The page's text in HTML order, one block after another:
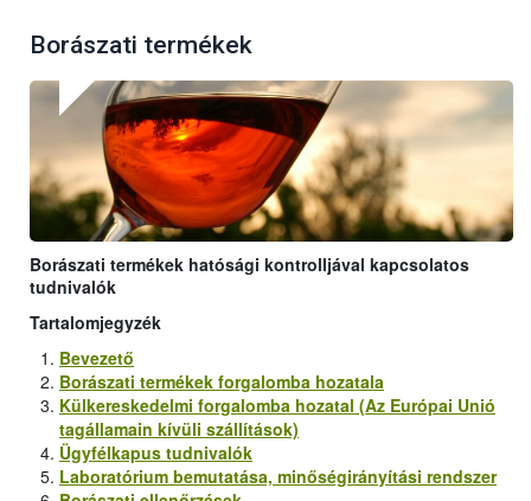
Borászati termékek
Borászati termékek hatósági kontrolljával kapcsolatos
tudnivalók
Tartalomjegyzék
Bevezető
Borászati termékek forgalomba hozatala
Külkereskedelmi forgalomba hozatal (Az Európai Unió
tagállamain kívüli szállítások)
Ügyfélkapus tudnivalók
Laboratórium bemutatása, minőségirányítási rendszer